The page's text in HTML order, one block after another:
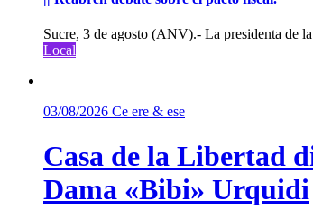
Sucre, 3 de agosto (ANV).- La presidenta de
Local
03/08/2026 Ce ere & ese
Casa de la Libertad
Dama «Bibi» Urquidi